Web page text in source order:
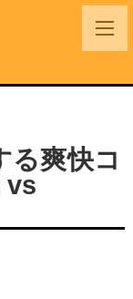
る爽快コ
vs